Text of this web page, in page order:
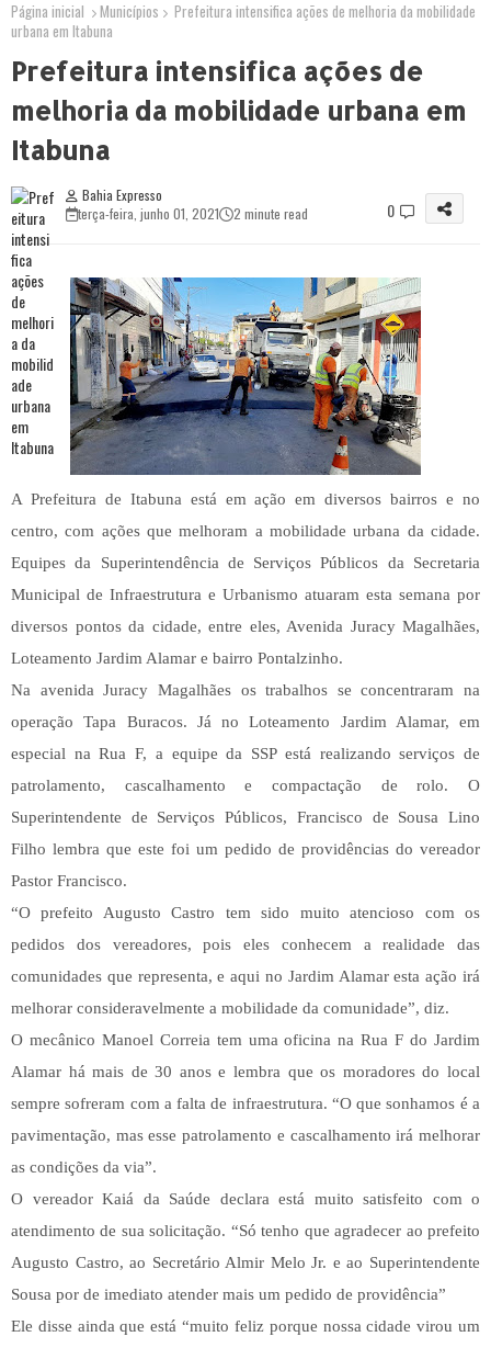
Página inicial Municípios
Prefeitura intensifica ações de melhoria da mobilidade
urbana em Itabuna
Prefeitura intensifica ações de
melhoria da mobilidade urbana em
Itabuna
Bahia Expresso
terça-feira, junho 01, 2021
2 minute read 0
A Prefeitura de Itabuna está em ação em diversos bairros e no
centro, com ações que melhoram a mobilidade urbana da cidade.
Equipes da Superintendência de Serviços Públicos da Secretaria
Municipal de Infraestrutura e Urbanismo atuaram esta semana por
diversos pontos da cidade, entre eles, Avenida Juracy Magalhães,
Loteamento Jardim Alamar e bairro Pontalzinho.
Na avenida Juracy Magalhães os trabalhos se concentraram na
operação Tapa Buracos. Já no Loteamento Jardim Alamar, em
especial na Rua F, a equipe da SSP está realizando serviços de
patrolamento, cascalhamento e compactação de rolo. O
Superintendente de Serviços Públicos, Francisco de Sousa Lino
Filho lembra que este foi um pedido de providências do vereador
Pastor Francisco.
“O prefeito Augusto Castro tem sido muito atencioso com os
pedidos dos vereadores, pois eles conhecem a realidade das
comunidades que representa, e aqui no Jardim Alamar esta ação irá
melhorar consideravelmente a mobilidade da comunidade”, diz.
O mecânico Manoel Correia tem uma oficina na Rua F do Jardim
Alamar há mais de 30 anos e lembra que os moradores do local
sempre sofreram com a falta de infraestrutura. “O que sonhamos é a
pavimentação, mas esse patrolamento e cascalhamento irá melhorar
as condições da via”.
O vereador Kaiá da Saúde declara está muito satisfeito com o
atendimento de sua solicitação. “Só tenho que agradecer ao prefeito
Augusto Castro, ao Secretário Almir Melo Jr. e ao Superintendente
Sousa por de imediato atender mais um pedido de providência”
Ele disse ainda que está “muito feliz porque nossa cidade virou um